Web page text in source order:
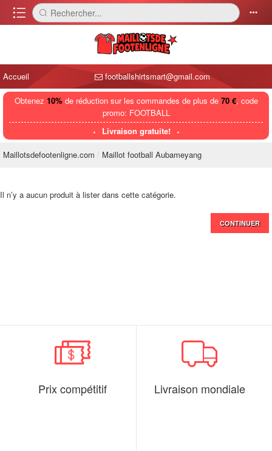
󰈍 󰅼 Rechercher... 󰄒
Accueil footballshirtsmart@gmail.com
Obtenez 10%de réduction sur les commandes de plus de 70 €, code
promo: FOOTBALL
Livraison gratuite!
Maillotsdefootenligne.com Maillot football Aubameyang
Il n’y a aucun produit à lister dans cette catégorie.
CONTINUER
Prix compétitif Livraison mondiale